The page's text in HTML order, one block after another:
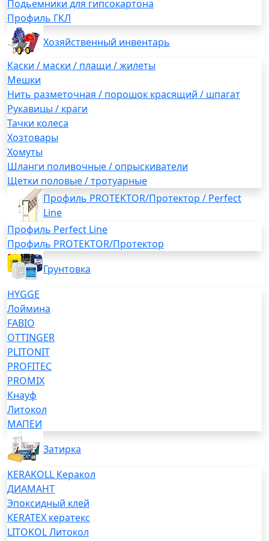
Подьемники для гипсокартона
Профиль ГКЛ
Хозяйственный инвентарь
Каски / маски / плащи / жилеты
Мешки
Нить разметочная / порошок красящий / шпагат
Рукавицы / краги
Тачки колеса
Хозтовары
Хомуты
Шланги поливочные / опрыскиватели
Щетки половые / тротуарные
Профиль PROTEKTOR/Протектор / Perfect
Line
Профиль Perfect Line
Профиль PROTEKTOR/Протектор
Грунтовка
HYGGE
Лоймина
FABIO
OTTINGER
PLITONIT
PROFITEC
PROMIX
Кнауф
Литокол
МАПЕИ
Затирка
KERAKOLL Керакол
ДИАМАНТ
Эпоксидный клей
KERATEX кератекс
LITOKOL Литокол